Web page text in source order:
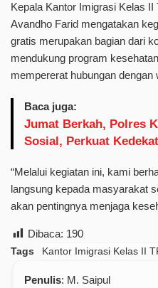
Kepala Kantor Imigrasi Kelas
Avandho Farid mengatakan
gratis merupakan bagian dari
mendukung program
mempererat hubungan dengan
Baca juga:
Jumat Berkah, Polres
Sosial, Perkuat
“Melalui kegiatan ini, kami
langsung kepada masyarakat
akan pentingnya menjaga
Dibaca: 190
Tags Kantor Imigrasi Kelas II
Penulis: M. Saipul